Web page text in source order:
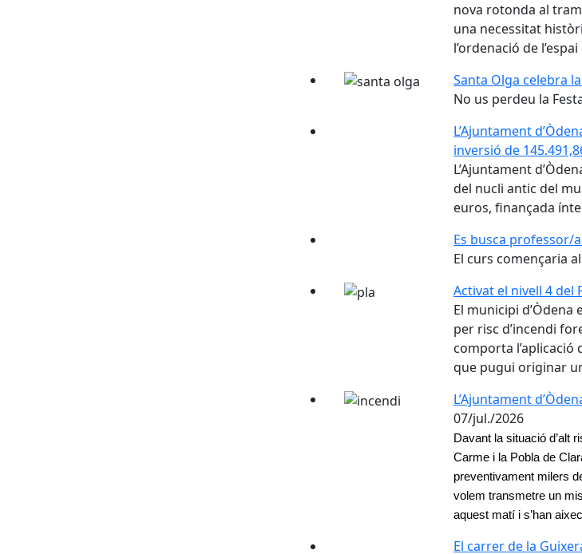
nova rotonda al
una necessitat
l’ordenació de
Santa Olga celebra
No us perdeu la
L’Ajuntament
inversió de
L’Ajuntament
del nucli antic del
euros, finançada
Es busca professor/
El curs començaria
Activat el nivell 4 del
El municipi d’Òdena
per risc d’incendi
comporta
que pugui originar
L’Ajuntament
07/jul./2026
Davant la situació d’alt
Carme i la Pobla de
preventivament milers
volem transmetre un
aquest matí i s’han
El carrer de la